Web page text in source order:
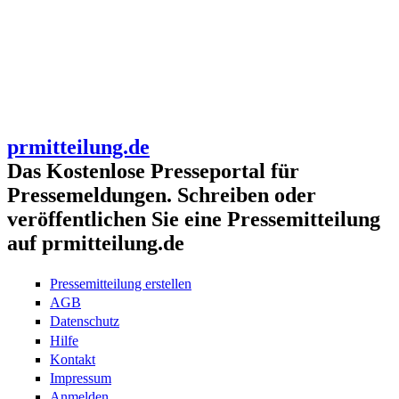
prmitteilung.de
Das Kostenlose Presseportal für
Pressemeldungen. Schreiben oder
veröffentlichen Sie eine Pressemitteilung
auf prmitteilung.de
Pressemitteilung erstellen
AGB
Datenschutz
Hilfe
Kontakt
Impressum